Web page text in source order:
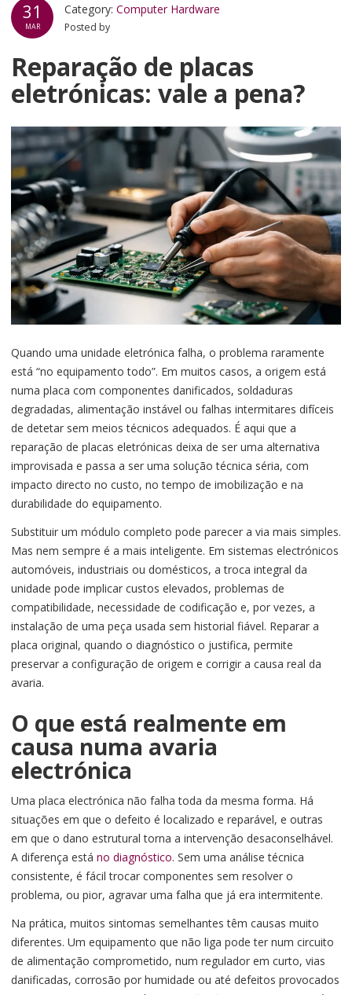
31
MAR
Category:Computer Hardware
Posted by
Reparação de placas
eletrónicas: vale a pena?
Quando uma unidade eletrónica falha, o problema raramente
está “no equipamento todo”. Em muitos casos, a origem está
numa placa com componentes danificados, soldaduras
degradadas, alimentação instável ou falhas intermitares difíceis
de detetar sem meios técnicos adequados. É aqui que a
reparação de placas eletrónicas deixa de ser uma alternativa
improvisada e passa a ser uma solução técnica séria, com
impacto directo no custo, no tempo de imobilização e na
durabilidade do equipamento.
Substituir um módulo completo pode parecer a via mais simples.
Mas nem sempre é a mais inteligente. Em sistemas electrónicos
automóveis, industriais ou domésticos, a troca integral da
unidade pode implicar custos elevados, problemas de
compatibilidade, necessidade de codificação e, por vezes, a
instalação de uma peça usada sem historial fiável. Reparar a
placa original, quando o diagnóstico o justifica, permite
preservar a configuração de origem e corrigir a causa real da
avaria.
O que está realmente em
causa numa avaria
electrónica
Uma placa electrónica não falha toda da mesma forma. Há
situações em que o defeito é localizado e reparável, e outras
em que o dano estrutural torna a intervenção desaconselhável.
A diferença está no diagnóstico. Sem uma análise técnica
consistente, é fácil trocar componentes sem resolver o
problema, ou pior, agravar uma falha que já era intermitente.
Na prática, muitos sintomas semelhantes têm causas muito
diferentes. Um equipamento que não liga pode ter num circuito
de alimentação comprometido, num regulador em curto, vias
danificadas, corrosão por humidade ou até defeitos provocados